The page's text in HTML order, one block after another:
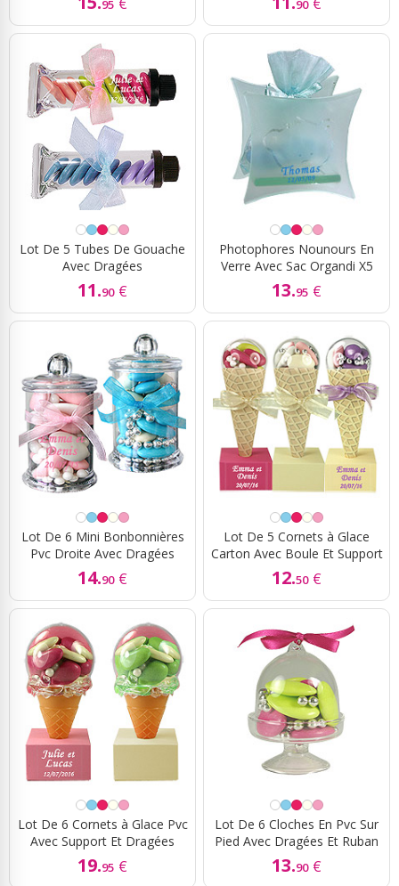
95 90
Lot De 5 Tubes De Gouache
Avec Dragées
11.90 €
Photophores Nounours En
Verre Avec Sac Organdi X5
13.95 €
Lot De 6 Mini Bonbonnières
Pvc Droite Avec Dragées
14.90 €
Lot De 5 Cornets à Glace
Carton Avec Boule Et Support
12.50 €
Lot De 6 Cornets à Glace Pvc
Avec Support Et Dragées
19.95 €
Lot De 6 Cloches En Pvc Sur
Pied Avec Dragées Et Ruban
13.90 €